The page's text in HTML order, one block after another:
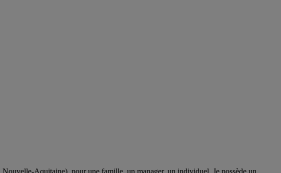
Aquitaine), pour une famille, un manager, un individuel. Je possède un